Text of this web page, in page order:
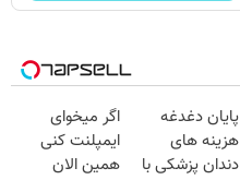
پایان دغدغه
هزینه های
دندان پزشکی با
اگر میخوای
ایمپلنت کنی
همین الان